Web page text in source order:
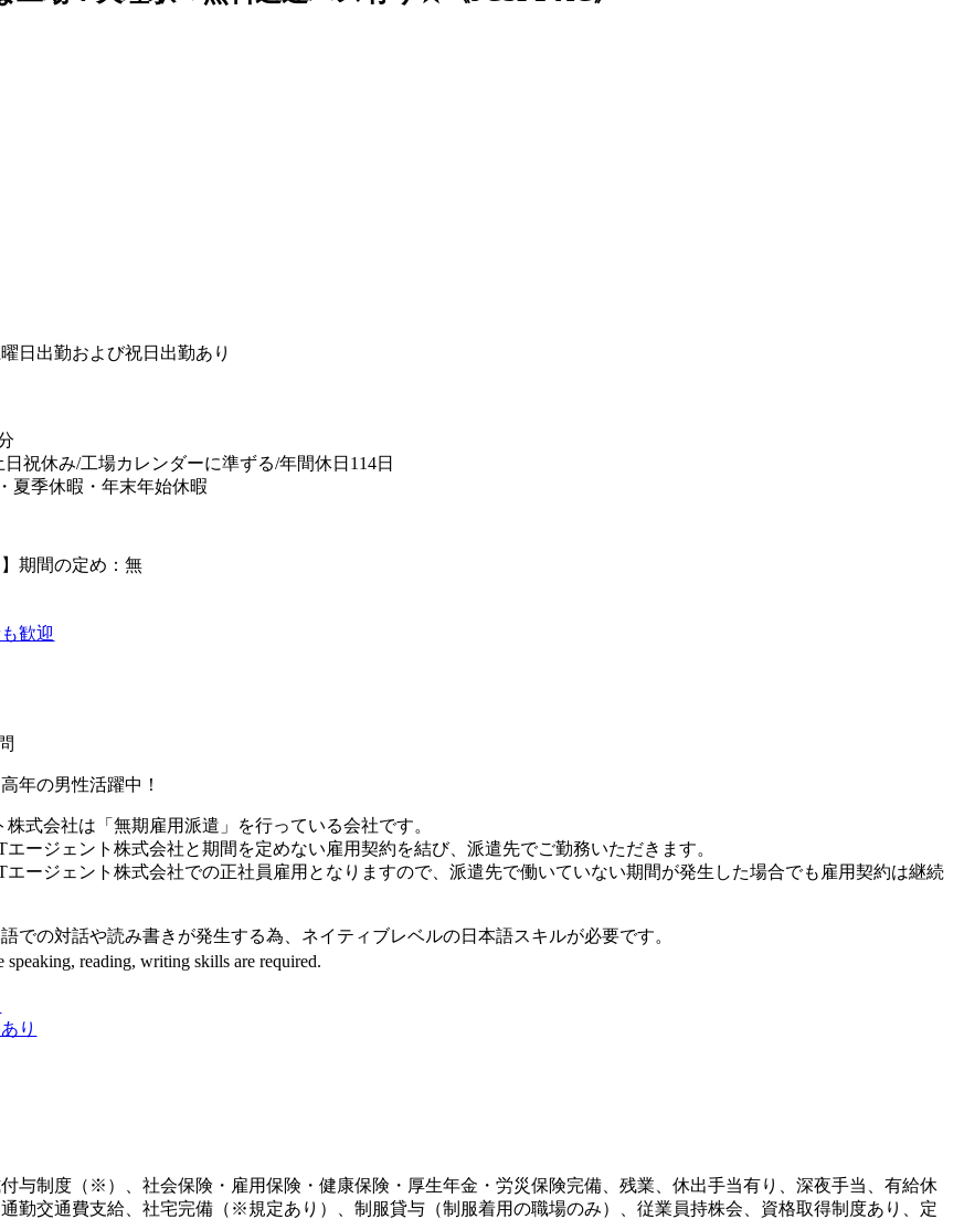
日出勤および祝日出勤あり
祝休み/工場カレンダーに準ずる/年間休日114日
夏季休暇・年末年始休暇
】期間の定め：無
歓迎
年の男性活躍中！
式会社は「無期雇用派遣」を行っている会社です。
エージェント株式会社と期間を定めない雇用契約を結び、派遣先でご勤務いただきます。
エージェント株式会社での正社員雇用となりますので、派遣先で働いていない期間が発生した場合でも雇用契約は継続
での対話や読み書きが発生する為、ネイティブレベルの日本語スキルが必要です。
speaking, reading, writing skills are required.
り
与制度（※）、社会保険・雇用保険・健康保険・厚生年金・労災保険完備、残業、休出手当有り、深夜手当、有給休
勤交通費支給、社宅完備（※規定あり）、制服貸与（制服着用の職場のみ）、従業員持株会、資格取得制度あり、定